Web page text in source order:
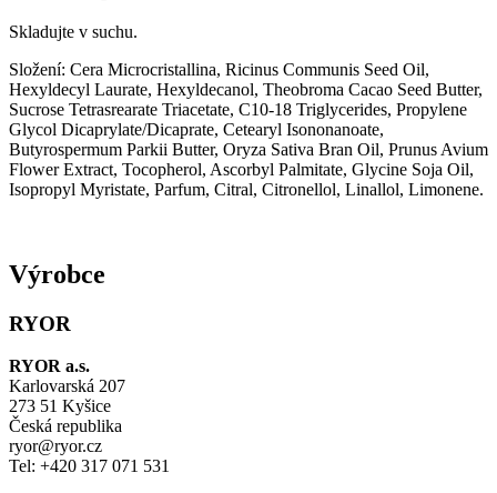
Skladujte v suchu.
Složení: Cera Microcristallina, Ricinus Communis Seed Oil,
Hexyldecyl Laurate, Hexyldecanol, Theobroma Cacao Seed Butter,
Sucrose Tetrasrearate Triacetate, C10-18 Triglycerides, Propylene
Glycol Dicaprylate/Dicaprate, Cetearyl Isononanoate,
Butyrospermum Parkii Butter, Oryza Sativa Bran Oil, Prunus Avium
Flower Extract, Tocopherol, Ascorbyl Palmitate, Glycine Soja Oil,
Isopropyl Myristate, Parfum, Citral, Citronellol, Linallol, Limonene.
Výrobce
RYOR
RYOR a.s.
Karlovarská 207
273 51 Kyšice
Česká republika
ryor@ryor.cz
Tel: +420 317 071 531